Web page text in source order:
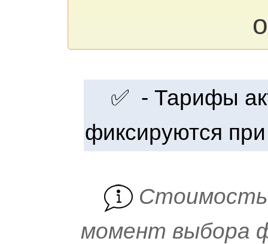
✅ - Тарифы
фиксируются
Cтоимость
момент выбора